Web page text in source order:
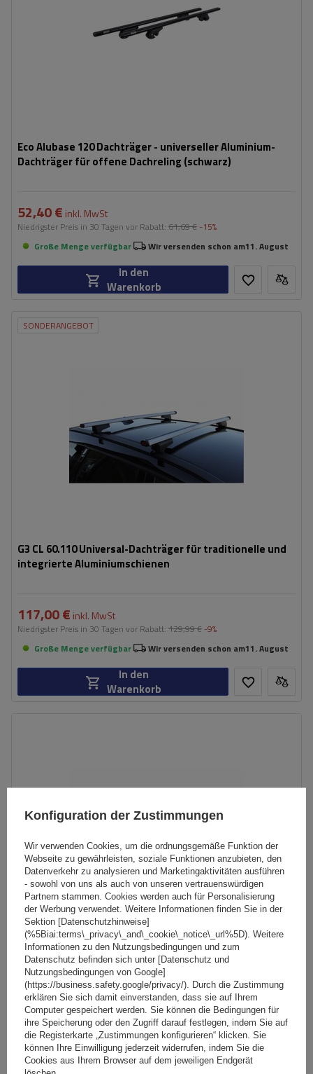
Eco Alubase 120 Dachträger - universeller Aluminium-
Dachträger für offene Dachreling (schwarz)
52,40 € inkl. MwSt
Niedrigster Preis in 30 Tagen vor Rabatt: 61,69 € -15%
Große Menge verfügbar
Wir versenden schon am11. August
In den
Warenkorb
SONDERANGEBOT
G3 CL 60.110 Universal-Dachträger für traditionelle und
integrierte Aluminiumschienen
117,00 € inkl. MwSt
Niedrigster Preis in 30 Tagen vor Rabatt: 129,99 € -9%
Große Menge verfügbar
Wir versenden schon am11. August
In den
Warenkorb
Dachträger G3 CL 61.110 universell für traditionelle und
integrierte Stahlreling
89,99 €inkl. MwSt
Große Menge verfügbar Wir versenden schon am11. August
In den
Konfiguration der Zustimmungen
Wir verwenden Cookies, um die ordnungsgemäße Funktion der
Webseite zu gewährleisten, soziale Funktionen anzubieten, den
Datenverkehr zu analysieren und Marketingaktivitäten ausführen
- sowohl von uns als auch von unseren vertrauenswürdigen
Partnern stammen. Cookies werden auch für Personalisierung
der Werbung verwendet. Weitere Informationen finden Sie in der
Sektion [Datenschutzhinweise]
(%5Biai:terms\_privacy\_and\_cookie\_notice\_url%5D). Weitere
Informationen zu den Nutzungsbedingungen und zum
Datenschutz befinden sich unter [Datenschutz und
Nutzungsbedingungen von Google]
(https://business.safety.google/privacy/). Durch die Zustimmung
erklären Sie sich damit einverstanden, dass sie auf Ihrem
Computer gespeichert werden. Sie können die Bedingungen für
ihre Speicherung oder den Zugriff darauf festlegen, indem Sie auf
die Registerkarte „Zustimmungen konfigurieren“ klicken. Sie
können Ihre Einwilligung jederzeit widerrufen, indem Sie die
Cookies aus Ihrem Browser auf dem jeweiligen Endgerät